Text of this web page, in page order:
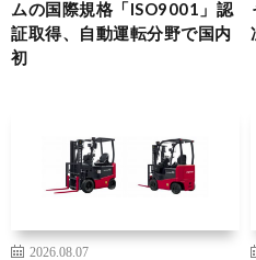
ムの国際規格「ISO9001」認
証取得、自動運転分野で国内
初
2026.08.07